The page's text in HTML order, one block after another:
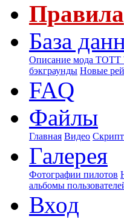
Правила
База
Описание мода ТОТТ
бэкграунды Новые
FAQ
Файлы
Главная Видео
Галерея
Фотографии пилотов
альбомы
Вход